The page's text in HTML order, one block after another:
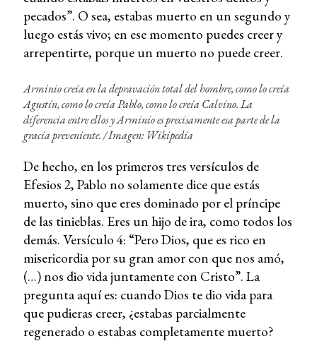
pecados”. O sea, estabas muerto en un segundo y
luego estás vivo; en ese momento puedes creer y
arrepentirte, porque un muerto no puede creer.
Arminio creía en la depravación total del hombre, como lo creía
Agustín, como lo creía Pablo, como lo creía Calvino. La
diferencia entre ellos y Arminio es precisamente esa parte de la
gracia preveniente. /Imagen: Wikipedia
De hecho, en los primeros tres versículos de
Efesios 2, Pablo no solamente dice que estás
muerto, sino que eres dominado por el príncipe
de las tinieblas. Eres un hijo de ira, como todos los
demás. Versículo 4: “Pero Dios, que es rico en
misericordia por su gran amor con que nos amó,
(…) nos dio vida juntamente con Cristo”. La
pregunta aquí es: cuando Dios te dio vida para
que pudieras creer, ¿estabas parcialmente
regenerado o estabas completamente muerto?